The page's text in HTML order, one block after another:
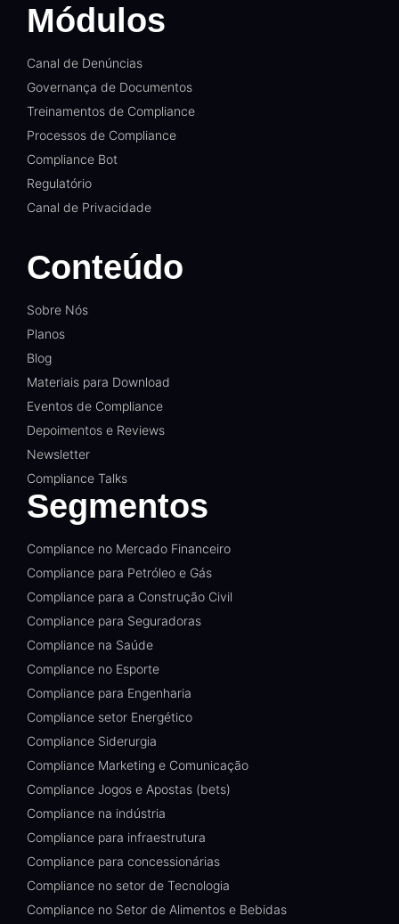
Módulos
Canal de Denúncias
Governança de Documentos
Treinamentos de Compliance
Processos de Compliance
Compliance Bot
Regulatório
Canal de Privacidade
Conteúdo
Sobre Nós
Planos
Blog
Materiais para Download
Eventos de Compliance
Depoimentos e Reviews
Newsletter
Compliance Talks
Segmentos
Compliance no Mercado Financeiro
Compliance para Petróleo e Gás
Compliance para a Construção Civil
Compliance para Seguradoras
Compliance na Saúde
Compliance no Esporte
Compliance para Engenharia
Compliance setor Energético
Compliance Siderurgia
Compliance Marketing e Comunicação
Compliance Jogos e Apostas (bets)
Compliance na indústria
Compliance para infraestrutura
Compliance para concessionárias
Compliance no setor de Tecnologia
Compliance no Setor de Alimentos e Bebidas